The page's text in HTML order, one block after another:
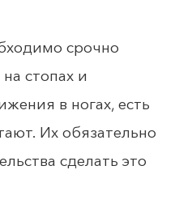
срочно
стопах и
в ногах, есть
Их обязательно
сделать это